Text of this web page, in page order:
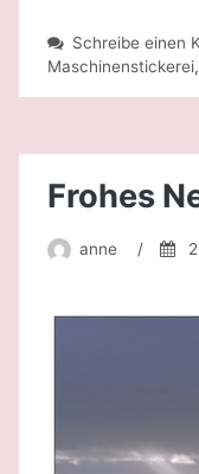
Schreibe einen
Maschinenstickerei,
Frohes
anne /